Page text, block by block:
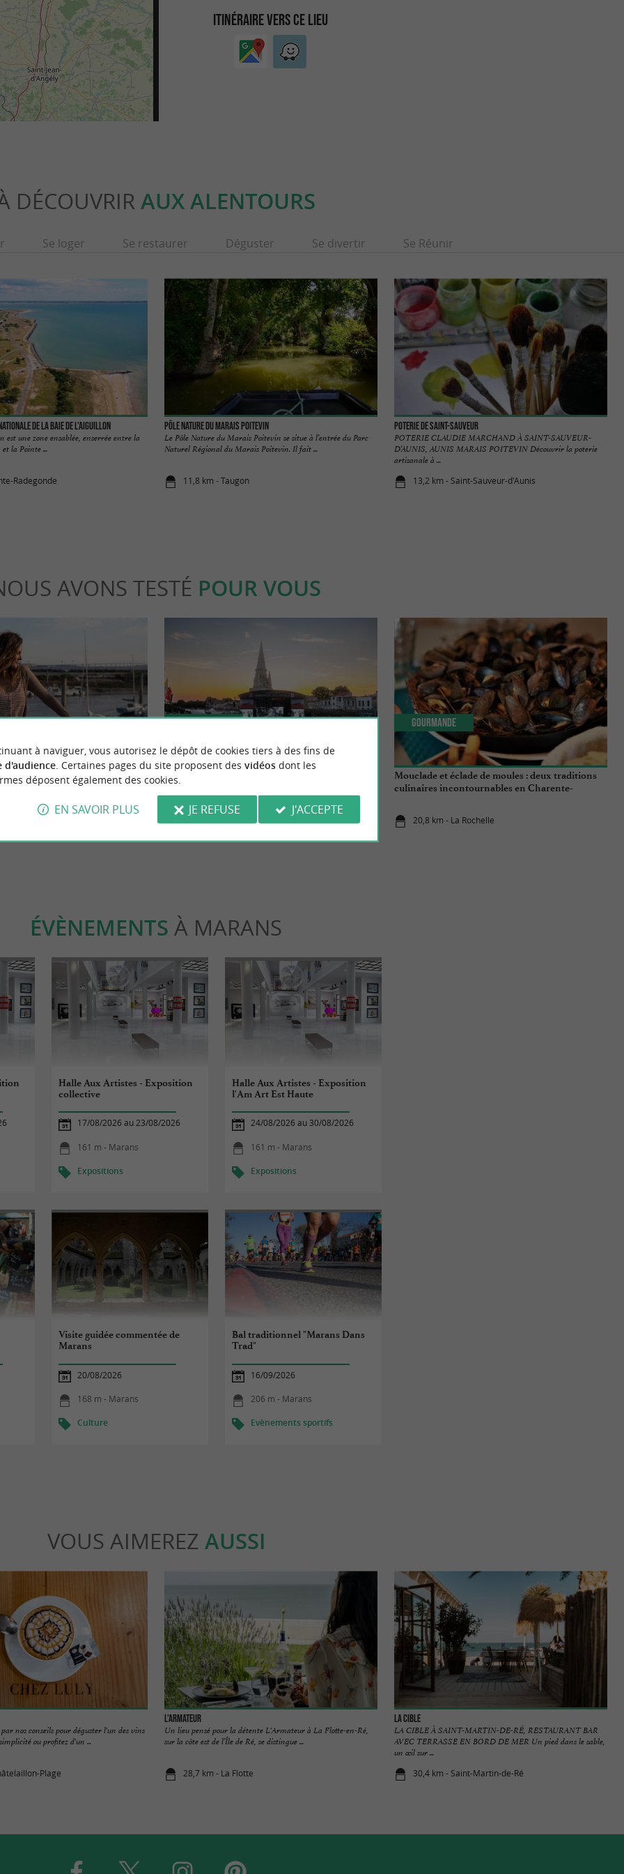
ITINÉRAIRE VERS CE LIEU
DÉCOUVRIR AUX ALENTOURS
Se loger Se restaurer Déguster Se divertir Se Réunir
de la Baie de l'Aiguillon
est une zone ensablée, enserrée entre la
la Pointe ...
Radegonde
Pôle Nature du Marais Poitevin
Le Pôle Nature du Marais Poitevin se situe à l’entrée du Parc
Naturel Régional du Marais Poitevin. Il fait ...
11,8 km - Taugon
Poterie de Saint-Sauveur
POTERIE CLAUDIE MARCHAND À SAINT-SAUVEUR-
D’AUNIS, AUNIS MARAIS POITEVIN Découvrir la poterie
artisanale à ...
13,2 km - Saint-Sauveur-d'Aunis
AVONS TESTÉ POUR VOUS
et saveurs iodées sur le Port de
Une édition 2026 mémorable aux Francofolies de
20,8 km - La Rochelle
Culturelle
Mouclade et éclade de moules : deux traditions
culinaires incontournables en Charente-
20,8 km - La Rochelle
Gourmande
ÉVÈNEMENTS À MARANS
Halle Aux Artistes - Exposition
collective
17/08/2026 au 23/08/2026
161 m - Marans
Expositions
Halle Aux Artistes - Exposition
l'Am Art Est Haute
24/08/2026 au 30/08/2026
161 m - Marans
Expositions
Visite guidée commentée de
Marans
20/08/2026
168 m - Marans
Culture
Bal traditionnel "Marans Dans
Trad"
16/09/2026
206 m - Marans
Evènements sportifs
VOUS AIMEREZ AUSSI
nos conseils pour déguster l'un des vins
ou profitez d'un ...
Plage
L'Armateur
Un lieu pensé pour la détente L'Armateur à La Flotte-en-Ré,
sur la côte est de l’Île de Ré, se distingue ...
28,7 km - La Flotte
La Cible
LA CIBLE À SAINT-MARTIN-DE-RÉ, RESTAURANT BAR
AVEC TERRASSE EN BORD DE MER Un pied dans le sable,
un œil sur ...
30,4 km - Saint-Martin-de-Ré
à naviguer, vous autorisez le dépôt de cookies tiers à des fins de
d'audience. Certaines pages du site proposent des vidéosdont les
déposent également des cookies.
EN SAVOIR PLUS JE REFUSE J'ACCEPTE